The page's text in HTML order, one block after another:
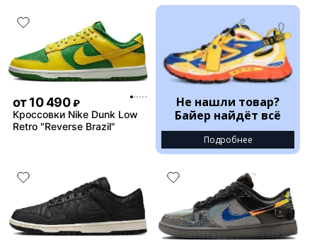
от10 490 ₽
Кроссовки Nike Dunk Low
Retro "Reverse Brazil"
Не нашли товар?
Байер найдёт всё
Подробнее